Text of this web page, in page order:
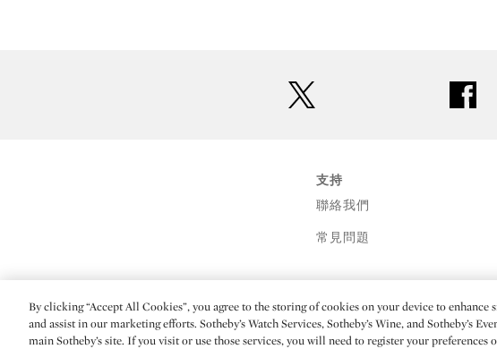
支持
聯絡我們
常見問題
(C) 2026 Sotheby's
By clicking “Accept All Cookies”, you agree to the storing of cookies on your device to enhance
and assist in our marketing efforts. Sotheby’s Watch Services, Sotheby’s Wine, and Sotheby’s
main Sotheby’s site. If you visit or use those services, you will need to register your preferences